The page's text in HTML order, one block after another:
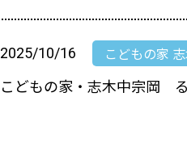
2025/10/16 こどもの家
こどもの家・志木中宗岡